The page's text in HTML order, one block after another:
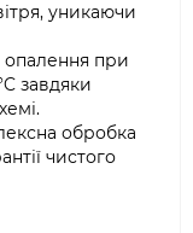
уникаючи
опалення при
завдяки
обробка
чистого